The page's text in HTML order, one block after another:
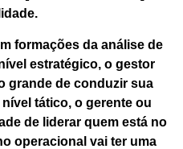
formações da análise de
estratégico, o gestor
grande de conduzir sua
tático, o gerente ou
de liderar quem está no
operacional vai ter uma